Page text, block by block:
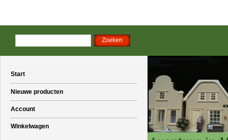
Start
Nieuwe producten
Account
Winkelwagen